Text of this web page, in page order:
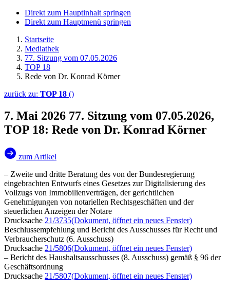
Direkt zum Hauptinhalt springen
Direkt zum Hauptmenü springen
Startseite
Mediathek
77. Sitzung vom 07.05.2026
TOP 18
Rede von Dr. Konrad Körner
zurück zu: TOP 18 ()
7. Mai 2026 77. Sitzung vom 07.05.2026,
TOP 18: Rede von Dr. Konrad Körner
zum Artikel
– Zweite und dritte Beratung des von der Bundesregierung
eingebrachten Entwurfs eines Gesetzes zur Digitalisierung des
Vollzugs von Immobilienverträgen, der gerichtlichen
Genehmigungen von notariellen Rechtsgeschäften und der
steuerlichen Anzeigen der Notare
Drucksache 21/3735(Dokument, öffnet ein neues Fenster)
Beschlussempfehlung und Bericht des Ausschusses für Recht und
Verbraucherschutz (6. Ausschuss)
Drucksache 21/5806(Dokument, öffnet ein neues Fenster)
– Bericht des Haushaltsausschusses (8. Ausschuss) gemäß § 96 der
Geschäftsordnung
Drucksache 21/5807(Dokument, öffnet ein neues Fenster)